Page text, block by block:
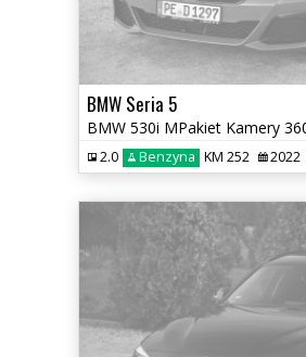
BMW Seria 5
2.0 Benzyna KM 252 2022